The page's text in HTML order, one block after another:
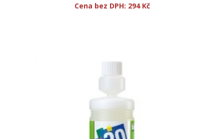
Cena bez DPH: 294 Kč